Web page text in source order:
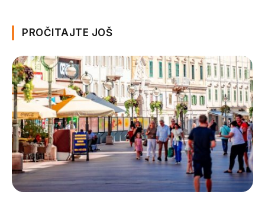
PROČITAJTE JOŠ